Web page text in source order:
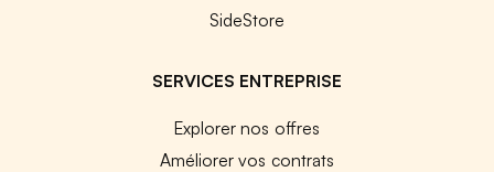
SideStore
SERVICES ENTREPRISE
Explorer nos offres
Améliorer vos contrats